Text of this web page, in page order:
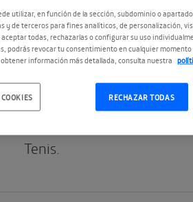
Gilberto Sánchez ha
la industria del videojuego
experiencia en este
editorial de Virtual Toys,
conseguido desarrollar los
Tenis.
utilizar, en función de la sección, subdominio o
y de terceros para fines analíticos, de personalización,
todas, rechazarlas o configurar su uso
podrás revocar tu consentimiento en cualquier momento
información más detallada, consulta nuestra
RECHAZAR TODAS